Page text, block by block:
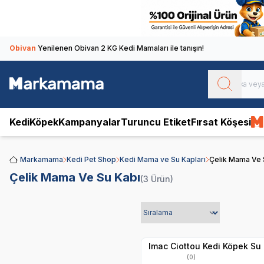
Obivan Yenilenen Obivan 2 KG Kedi Mamaları ile tanışın!
KediKöpekKampanyalarTuruncu EtiketFırsat Köşesi
Markamama Kedi Pet Shop Kedi Mama ve Su Kapları Çelik Mama Ve
Çelik Mama Ve Su Kabı(3 Ürün)
Satıcı
Imac Ciottou Kedi Köpek Su
(0)